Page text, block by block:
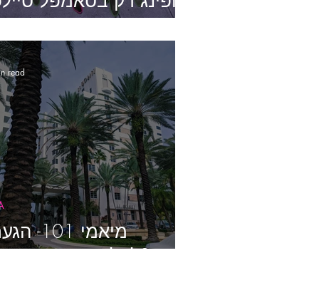
ויד שניה.
מיאמי 101-
לפלורידה, מה עכשיו?
read